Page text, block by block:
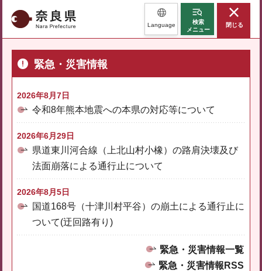
奈良県 Language
検索
メニュー
閉じる
緊急・災害情報
2026年8月7日
令和8年熊本地震への本県の対応等について
2026年6月29日
県道東川河合線（上北山村小橡）の路肩決壊及び
法面崩落による通行止について
2026年8月5日
国道168号（十津川村平谷）の崩土による通行止に
ついて(迂回路有り)
緊急・災害情報一覧
緊急・災害情報RSS